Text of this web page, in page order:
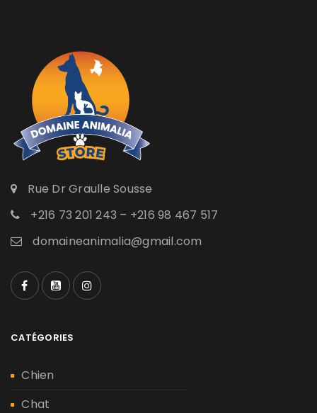
Rue Dr Graulle Sousse
+216 73 201 243 – +216 98 467 517
domaineanimalia@gmail.com
CATÉGORIES
Chien
Chat